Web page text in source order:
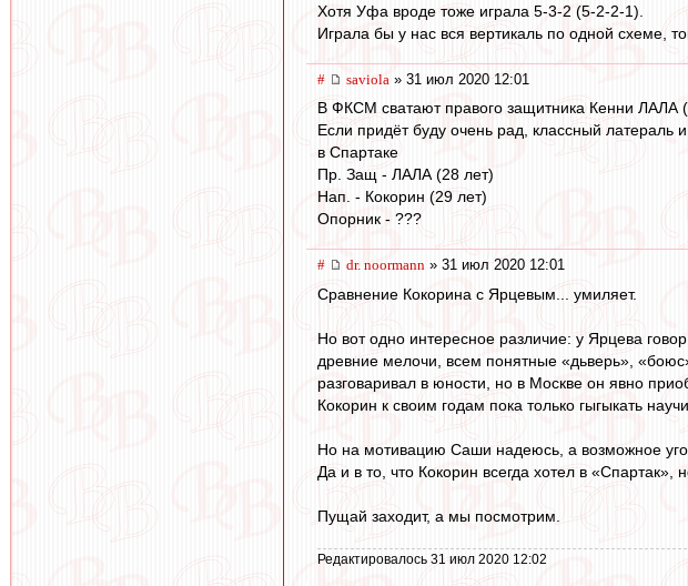
Хотя Уфа вроде тоже играла 5-3-2 (5-2-2-1).
Играла бы у нас вся вертикаль по одной схеме,
# saviola » 31 июл 2020 12:01
В ФКСМ сватают правого защитника Кенни ЛАЛА
Если придёт буду очень рад, классный латераль
в Спартаке
Пр. Защ - ЛАЛА (28 лет)
Нап. - Кокорин (29 лет)
Опорник - ???
# dr. noormann » 31 июл 2020 12:01
Сравнение Кокорина с Ярцевым... умиляет.
Но вот одно интересное различие: у Ярцева
древние мелочи, всем понятные «дьверь»,
разговаривал в юности, но в Москве он явно
Кокорин к своим годам пока только гыгыкать
Но на мотивацию Саши надеюсь, а возможное
Да и в то, что Кокорин всегда хотел в «Спартак»,
Пущай заходит, а мы посмотрим.
Редактировалось 31 июл 2020 12:02